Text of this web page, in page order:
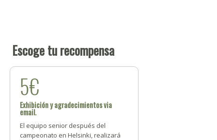
Escoge tu recompensa
5€
Exhibición y agradecimientos via
email.
El equipo senior después del
campeonato en Helsinki, realizará